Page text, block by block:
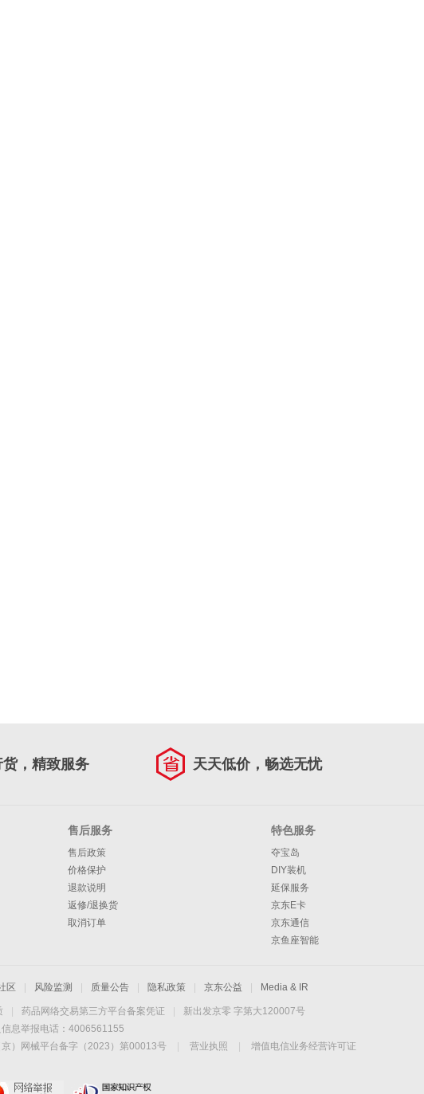
，精致服务 天天低价，畅选无忧
售后服务
售后政策
价格保护
退款说明
返修/退换货
取消订单
特色服务
夺宝岛
DIY装机
延保服务
京东E卡
京东通信
京鱼座智能
区 风险监测 质量公告 隐私政策 京东公益 Media & IR
药品网络交易第三方平台备案凭证
新出发京零 字第大120007号
信息举报电话：4006561155
）网械平台备字（2023）第00013号 营业执照
增值电信业务经营许可证